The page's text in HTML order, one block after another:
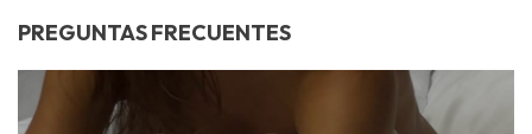
PREGUNTAS FRECUENTES